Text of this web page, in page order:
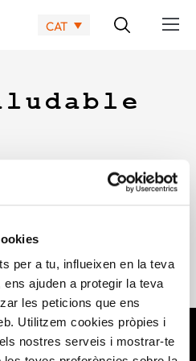
per a tu, influeixen en la teva
ajuden a protegir la teva
les peticions que ens
Utilitzem cookies pròpies i
nostres serveis i mostrar-te
CAT
acompanyada
per a persones que presenten
Fundació Alícia, amb la
que contempla un règim
se a cap patologia
opcions vegetarianes.